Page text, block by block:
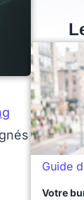
Guide
Votre